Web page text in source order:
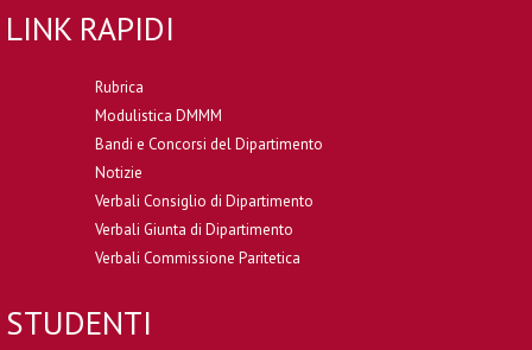
LINK RAPIDI
Rubrica
Modulistica DMMM
Bandi e Concorsi del Dipartimento
Notizie
Verbali Consiglio di Dipartimento
Verbali Giunta di Dipartimento
Verbali Commissione Paritetica
STUDENTI